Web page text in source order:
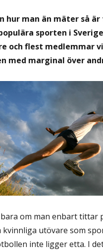
hur man än mäter så
sporten i
och flest medlemmar
med marginal över
om man enbart tittar
kvinnliga utövare som
inte ligger etta. I